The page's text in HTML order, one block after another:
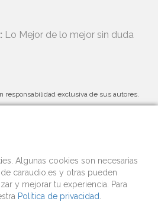
Lo Mejor de lo mejor sin duda
responsabilidad exclusiva de sus autores.
evento de car audio y quieres que lo
web,contacta con nosotros.
Algunas cookies son necesarias
caraudio.es y otras pueden
y mejorar tu experiencia. Para
Política de privacidad